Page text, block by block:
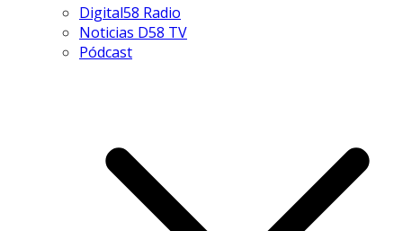
Digital58 Radio
Noticias D58 TV
Pódcast